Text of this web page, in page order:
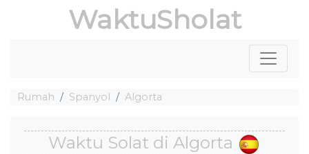
WaktuSholat
Rumah Spanyol Algorta
Waktu Solat di Algorta